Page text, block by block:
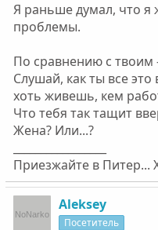
Я раньше думал, что я
проблемы.
По сравнению с твоим
Слушай, как ты все
хоть живешь, кем
Что тебя так тащит
Жена? Или...?
Приезжайте в Питер...
Aleksey
Посетитель